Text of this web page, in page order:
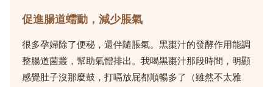
促進腸道蠕動，減少脹氣
很多孕婦除了便秘，還伴隨脹氣。黑棗汁的發酵作用能調
整腸道菌叢，幫助氣體排出。我喝黑棗汁那段時間，明顯
感覺肚子沒那麼鼓，打嗝放屁都順暢多了（雖然不太雅